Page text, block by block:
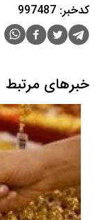
کدخبر: 997487
خبرهای مرتبط